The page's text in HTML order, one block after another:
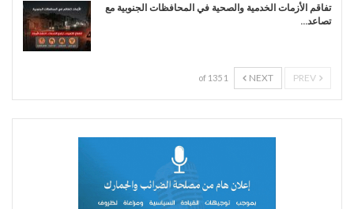
تفاقم الأزمات الخدمية والصحية في المحافظات الجنوبية مع
تصاعد…
NEXT
1 of 135